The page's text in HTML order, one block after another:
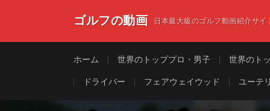
ゴルフの動画 日本最大級のゴルフ動画紹介サイ
ホーム 世界のトッププロ・男子 世界のト
ドライバー フェアウェイウッド ユーテ